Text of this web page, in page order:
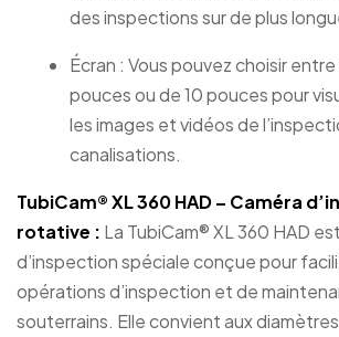
des inspections sur de plus
Écran : Vous pouvez choisir
pouces ou de 10 pouces pour
les images et vidéos de
canalisations.
TubiCam® XL 360 HAD – Caméra
rotative : La TubiCam® XL 360 HAD
d’inspection spéciale conçue pour
opérations d’inspection et de
souterrains. Elle convient aux